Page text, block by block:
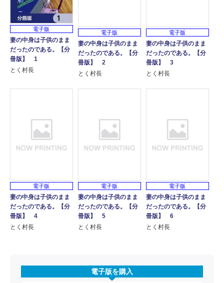
電子版
妻の中身は子供のまま
だったのである。【分
冊版】 1
とく村長
電子版
妻の中身は子供のまま
だったのである。【分
冊版】 2
とく村長
電子版
妻の中身は子供のまま
だったのである。【分
冊版】 3
とく村長
電子版
妻の中身は子供のまま
だったのである。【分
冊版】 4
とく村長
電子版
妻の中身は子供のまま
だったのである。【分
冊版】 5
とく村長
電子版
妻の中身は子供のまま
だったのである。【分
冊版】 6
とく村長
電子版を購入